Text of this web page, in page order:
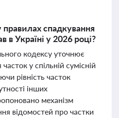
правилах спадкування
в Україні у 2026 році?
кодексу уточнює
у спільній сумісній
рівність часток
інших
механізм
відомостей про частки